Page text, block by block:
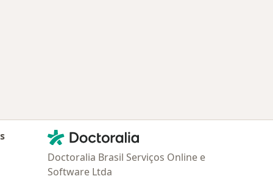
Contato
Doctoralia - Homepage
Doctoralia Brasil Serviços Online e
Software Ltda